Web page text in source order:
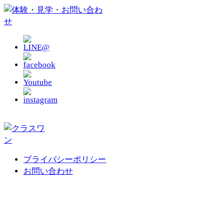
プライバシーポリシー
お問い合わせ